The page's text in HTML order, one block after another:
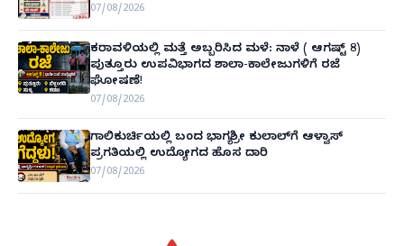
07/08/2026
ಕರಾವಳಿಯಲ್ಲಿ ಮತ್ತೆ ಅಬ್ಬರಿಸಿದ ಮಳೆ: ನಾಳೆ ( ಆಗಷ್ಟ್ 8)
ಪುತ್ತೂರು ಉಪವಿಭಾಗದ ಶಾಲಾ-ಕಾಲೇಜುಗಳಿಗೆ ರಜೆ
ಘೋಷಣೆ!
07/08/2026
ಗಾಲಿಕುರ್ಚಿಯಲ್ಲಿ ಬಂದ ಭಾಗ್ಯಶ್ರೀ ಕುಲಾಲ್‌ಗೆ ಆಳ್ವಾಸ್
ಪ್ರಗತಿಯಲ್ಲಿ ಉದ್ಯೋಗದ ಹೊಸ ದಾರಿ
07/08/2026